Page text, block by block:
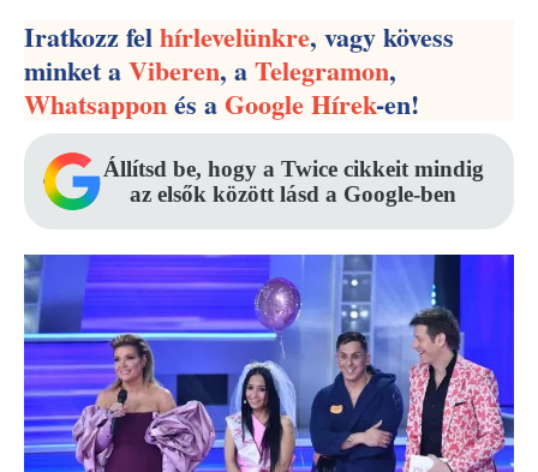
Iratkozz felhírlevelünkre, vagy kövess
minket aViberen, aTelegramon,
Whatsapponés aGoogle Hírek-en!
Állítsd be, hogy a Twice cikkeit mindig
az elsők között lásd a Google-ben